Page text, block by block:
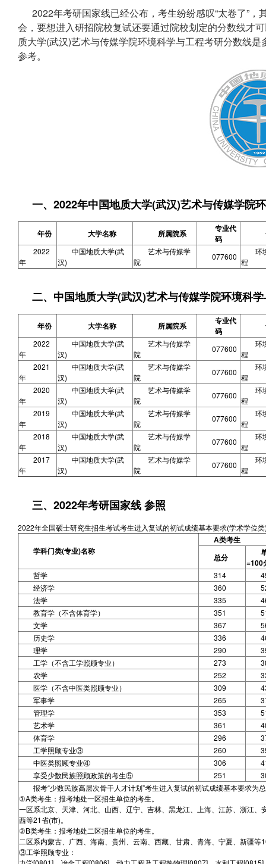
2022年考研国家线已经公布，考生纷纷感叹“太卷了”
会，要想进入研招院校复试还要通过院校划定的分数线才
质大学(武汉)艺术与传媒学院环境科学与工程考研分数线
参考。
一、2022年中国地质大学(武汉)艺术与传媒学院
年份 大学名称 所属院系
专业代
码
2022
年
中国地质大学(武
汉)
艺术与传媒学
院
077600
环
程
二、中国地质大学(武汉)艺术与传媒学院环境科
年份 大学名称 所属院系
专业代
码
2022
年
中国地质大学(武
汉)
艺术与传媒学
院
077600
环
程
2021
年
中国地质大学(武
汉)
艺术与传媒学
院
077600
环
程
2020
年
中国地质大学(武
汉)
艺术与传媒学
院
077600
环
程
2019
年
中国地质大学(武
汉)
艺术与传媒学
院
077600
环
程
2018
年
中国地质大学(武
汉)
艺术与传媒学
院
077600
环
程
2017
年
中国地质大学(武
汉)
艺术与传媒学
院
077600
环
程
三、2022年考研国家线 参照
2022年全国硕士研究生招生考试考生进入复试的初试成绩基本要求(学术学位
学科门类(专业)名称
A类考生
总分
=100
哲学 314
经济学
360
法学
335
教育学（不含体育学）
351
文学
367
历史学
336
理学
290
工学（不含工学照顾专业）
273
农学
252
医学（不含中医类照顾专业）
309
军事学
265
管理学
353
艺术学
361
体育学
296
工学照顾专业③
260
中医类照顾专业④
306
享受少数民族照顾政策的考生⑤
251
报考“少数民族高层次骨干人才计划”考生进入复试的初试成绩基本要求为
①A类考生：报考地处一区招生单位的考生。
一区系北京、天津、河北、山西、辽宁、吉林、黑龙江、上海、江苏、浙江
西等21省(市)。
②B类考生：报考地处二区招生单位的考生。
二区系内蒙古、广西、海南、贵州、云南、西藏、甘肃、青海、宁夏、新疆等
③工学照顾专业：